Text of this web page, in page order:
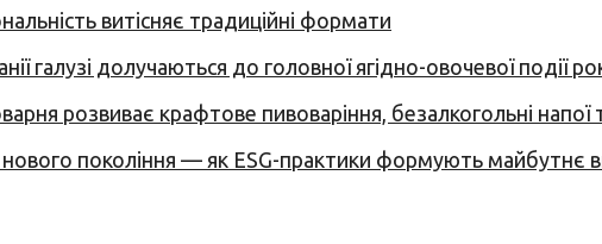
витісняє традиційні формати
галузі долучаються до головної ягідно-овочевої події
розвиває крафтове пивоваріння, безалкогольні напої
нового покоління — як ESG-практики формують майбутнє